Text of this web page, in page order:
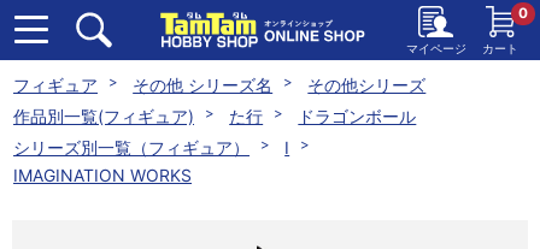
マイページ カート
0
フィギュア その他 シリーズ名
その他シリーズ
作品別一覧(フィギュア)
た行
ドラゴンボール
シリーズ別一覧（フィギュア）
I
IMAGINATION WORKS